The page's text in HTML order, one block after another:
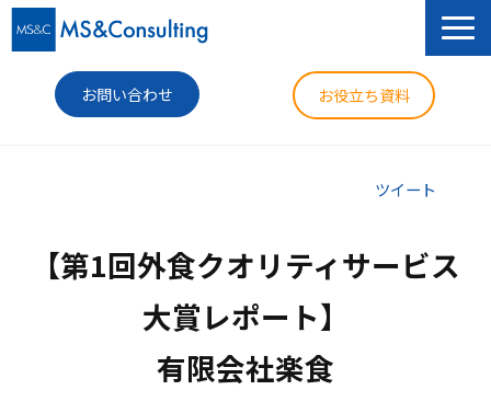
お問い合わせ お役立ち資料
導入事例
ツイート
【第1回外食クオリティサービス
大賞レポート】
有限会社楽食